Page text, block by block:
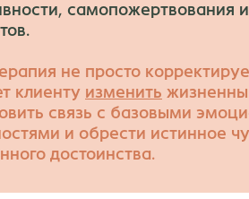
самопожертвования
не просто
клиенту изменить
связь с базовыми
и обрести истинное
достоинства.